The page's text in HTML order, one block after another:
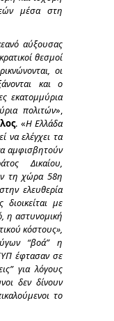
μέσα στη
αύξουσας
θεσμοί
οι
και ο
εκατομμύρια
πολιτών»,
. «Η Ελλάδα
να ελέγχει τα
αμφισβητούν
Δικαίου,
τη χώρα 58η
ελευθερία
με
η αστυνομική
κόστους»,
“βοά” η
έφτασαν σε
για λόγους
δεν δίνουν
το